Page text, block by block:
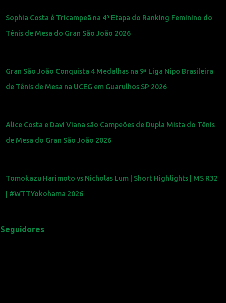
Sophia Costa é Tricampeã na 4ª Etapa do Ranking Feminino do
Tênis de Mesa do Gran São João 2026
Gran São João Conquista 4 Medalhas na 9ª Liga Nipo Brasileira
de Tênis de Mesa na UCEG em Guarulhos SP 2026
Alice Costa e Davi Viana são Campeões de Dupla Mista do Tênis
de Mesa do Gran São João 2026
Tomokazu Harimoto vs Nicholas Lum | Short Highlights | MS R32
| #WTTYokohama 2026
Seguidores